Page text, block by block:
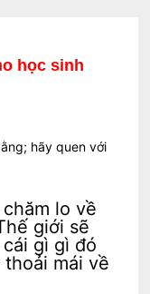
học sinh
hãy quen với
lo về
giới sẽ
gì gì đó
thoải mái về